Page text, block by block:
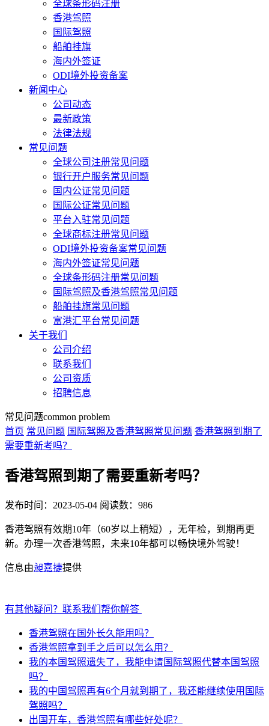
全球条形码注册
香港驾照
国际驾照
船舶挂旗
海内外签证
ODI境外投资备案
新闻中心
公司动态
最新政策
法律法规
常见问题
全球公司注册常见问题
银行开户服务常见问题
国内公证常见问题
国际公证常见问题
平台入驻常见问题
全球商标注册常见问题
ODI境外投资备案常见问题
海内外签证常见问题
全球条形码注册常见问题
国际驾照及香港驾照常见问题
船舶挂旗常见问题
富港汇平台常见问题
关于我们
公司介绍
联系我们
公司资质
招聘信息
常见问题common problem
首页 常见问题 国际驾照及香港驾照常见问题 香港驾照到期了
需要重新考吗？
香港驾照到期了需要重新考吗？
发布时间：2023-05-04 阅读数：986
香港驾照有效期10年（60岁以上稍短），无年检，到期再更
新。办理一次香港驾照，未来10年都可以畅快境外驾驶！
信息由昶嘉捷提供
有其他疑问？联系我们帮你解答
香港驾照在国外长久能用吗？
香港驾照拿到手之后可以怎么用？
我的本国驾照遗失了，我能申请国际驾照代替本国驾照
吗？
我的中国驾照再有6个月就到期了，我还能继续使用国际
驾照吗？
出国开车，香港驾照有哪些好处呢？